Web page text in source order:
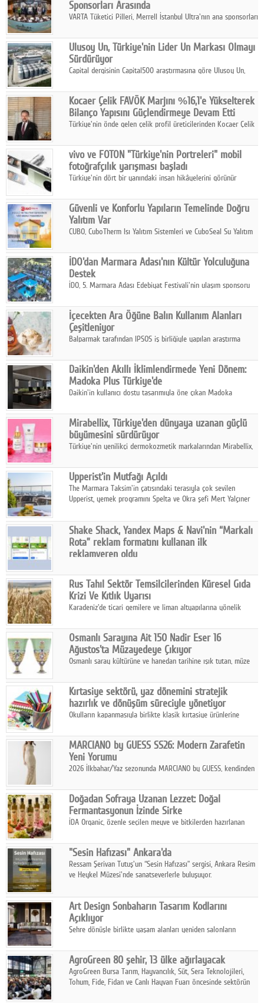
Sponsorları Arasında
VARTA Tüketici Pilleri, Merrell İstanbul Ultra'nın ana sponsorları
enerjisine güç katıyor.
Ulusoy Un, Türkiye'nin Lider Un Markası Olmayı
Sürdürüyor
Capital dergisinin Capital500 araştırmasına göre Ulusoy Un,
hasılatıyla Türkiye'nin en büyük 83. firması oldu.
Kocaer Çelik FAVÖK Marjını %16,1'e Yükselterek
Bilanço Yapısını Güçlendirmeye Devam Etti
Türkiye'nin önde gelen çelik profil üreticilerinden Kocaer Çelik
Çelik FAVÖK Marjını %16,1'e yükseltti.
vivo ve FOTON "Türkiye'nin Portreleri" mobil
fotoğrafçılık yarışması başladı
Türkiye'nin dört bir yanındaki insan hikâyelerini görünür
insanını, kültürünü ve yaşamını portre fotoğraflarıyla
anlatmaya davet ediyor.
Güvenli ve Konforlu Yapıların Temelinde Doğru
Yalıtım Var
CUBO, CuboTherm Isı Yalıtım Sistemleri ve CuboSeal Su Yalıtım
ve sürdürülebilir çözümler sunuyor.
İDO'dan Marmara Adası'nın Kültür Yolculuğuna
Destek
İDO, 5. Marmara Adası Edebiyat Festivali'nin ulaşım sponsoru
ettiriyor.
İçecekten Ara Öğüne Balın Kullanım Alanları
Çeşitleniyor
Balparmak tarafından IPSOS iş birliğiyle yapılan araştırma
ıhlamur gibi içeceklerde tercih ettiğini ortaya koyuyor.
Daikin'den Akıllı İklimlendirmede Yeni Dönem:
Madoka Plus Türkiye'de
Daikin'in kullanıcı dostu tasarımıyla öne çıkan Madoka
kontrol ünitesi Madoka Plus Türkiye'de satışa sunuldu.
Mirabellix, Türkiye'den dünyaya uzanan güçlü
büyümesini sürdürüyor
Türkiye'nin yenilikçi dermokozmetik markalarından Mirabellix,
ürünleriyle hem yurt içinde hem de uluslararası pazarlarda
büyümesini sürdürüyor.
Upperist'in Mutfağı Açıldı
The Marmara Taksim'in çatısındaki terasıyla çok sevilen
Upperist, yemek programını Spelta ve Okra şefi Mert Yalçıner
Shake Shack, Yandex Maps & Navi'nin “Markalı
Rota” reklam formatını kullanan ilk
reklamveren oldu
artırmak amacıyla Cereyan Medya ve Yandex Ads iş birliğiyle
Yandex Maps & Navi'nin yeni "Markalı Rota" reklam formatını
kullanan ilk marka oldu.
Rus Tahıl Sektör Temsilcilerinden Küresel Gıda
Krizi Ve Kıtlık Uyarısı
Karadeniz'de ticari gemilere ve liman altyapılarına yönelik
geçirdi.
Osmanlı Sarayına Ait 150 Nadir Eser 16
Ağustos'ta Müzayedeye Çıkıyor
Osmanlı saray kültürüne ve hanedan tarihine ışık tutan, müze
Ağustos'ta Arthill Müzecilik'in düzenleyeceği özel müzayedede
koleksiyonerlerle buluşuyor
Kırtasiye sektörü, yaz dönemini stratejik
hazırlık ve dönüşüm süreciyle yönetiyor
Okulların kapanmasıyla birlikte klasik kırtasiye ürünlerine
sanat ve eğitici aktivite ürünleriyle dinamik bir biçimde
geçiriyor.
MARCIANO by GUESS SS26: Modern Zarafetin
Yeni Yorumu
2026 İlkbahar/Yaz sezonunda MARCIANO by GUESS, kendinden
Doğadan Sofraya Uzanan Lezzet: Doğal
Fermantasyonun İzinde Sirke
İDA Organic, özenle seçilen meyve ve bitkilerden hazırlanan
sofralarına taşıyor.
"Sesin Hafızası" Ankara'da
Ressam Şerivan Tutuş'un “Sesin Hafızası” sergisi, Ankara Resim
ve Heykel Müzesi'nde sanatseverlerle buluşuyor.
Art Design Sonbaharın Tasarım Kodlarını
Açıklıyor
Şehre dönüşle birlikte yaşam alanları yeniden salonların
sonbaharın tasarım kodlarını açıklıyor.
AgroGreen 80 şehir, 13 ülke ağırlayacak
AgroGreen Bursa Tarım, Hayvancılık, Süt, Sera Teknolojileri,
Tohum, Fide, Fidan ve Canlı Hayvan Fuarı öncesinde sektörün